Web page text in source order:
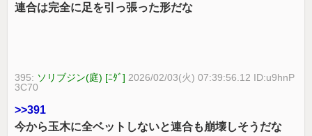
連合は完全に足を引っ張った形だな
395: ソリブジン(庭) [ﾆﾀﾞ] 2026/02/03(火) 07:39:56.12 ID:u9hnP
3C70
>>391
今から玉木に全ベットしないと連合も崩壊しそうだな